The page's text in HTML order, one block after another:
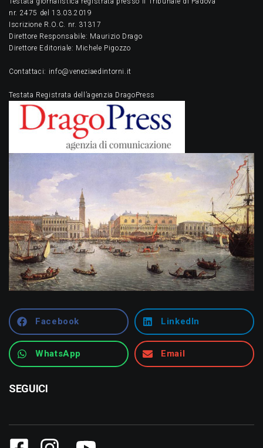
nr. 2475 del 13.03.2019
Iscrizione R.O.C. nr. 31317
Direttore Responsabile: Maurizio Drago
Direttore Editoriale: Michele Pigozzo
Contattaci: info@veneziaedintorni.it
Testata Registrata dell’agenzia DragoPress
Facebook LinkedIn
WhatsApp Email
SEGUICI